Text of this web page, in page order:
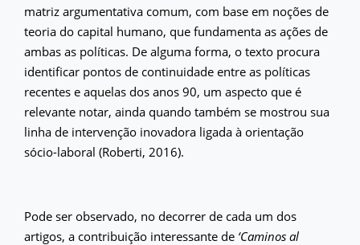
matriz argumentativa comum, com base em noções de
teoria do capital humano, que fundamenta as ações de
ambas as políticas. De alguma forma, o texto procura
identificar pontos de continuidade entre as políticas
recentes e aquelas dos anos 90, um aspecto que é
relevante notar, ainda quando também se mostrou sua
linha de intervenção inovadora ligada à orientação
sócio-laboral (Roberti, 2016).
Pode ser observado, no decorrer de cada um dos
artigos, a contribuição interessante de ‘Caminos al